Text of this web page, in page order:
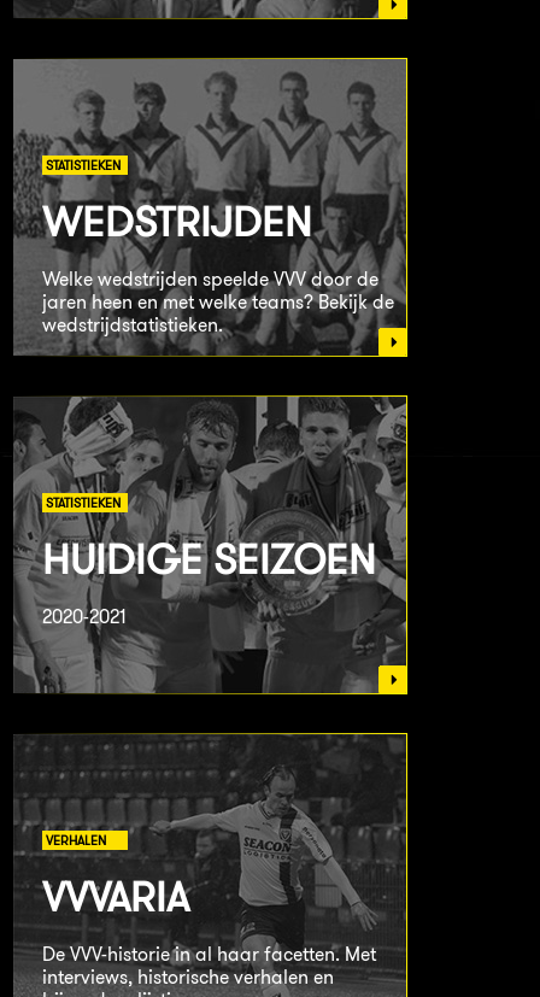
STATISTIEKEN
WEDSTRIJDEN
Welke wedstrijden speelde VVV door de
jaren heen en met welke teams? Bekijk de
wedstrijdstatistieken.
STATISTIEKEN
HUIDIGE SEIZOEN
2020-2021
VERHALEN
VVVARIA
De VVV-historie in al haar facetten. Met
interviews, historische verhalen en